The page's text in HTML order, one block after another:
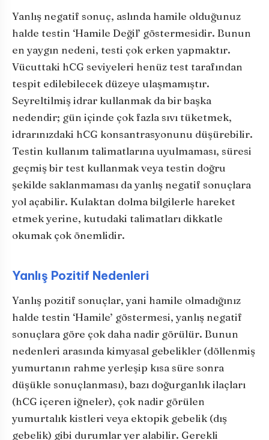
Yanlış negatif sonuç, aslında hamile olduğunuz
halde testin ‘Hamile Değil’ göstermesidir. Bunun
en yaygın nedeni, testi çok erken yapmaktır.
Vücuttaki hCG seviyeleri henüz test tarafından
tespit edilebilecek düzeye ulaşmamıştır.
Seyreltilmiş idrar kullanmak da bir başka
nedendir; gün içinde çok fazla sıvı tüketmek,
idrarınızdaki hCG konsantrasyonunu düşürebilir.
Testin kullanım talimatlarına uyulmaması, süresi
geçmiş bir test kullanmak veya testin doğru
şekilde saklanmaması da yanlış negatif sonuçlara
yol açabilir. Kulaktan dolma bilgilerle hareket
etmek yerine, kutudaki talimatları dikkatle
okumak çok önemlidir.
Yanlış Pozitif Nedenleri
Yanlış pozitif sonuçlar, yani hamile olmadığınız
halde testin ‘Hamile’ göstermesi, yanlış negatif
sonuçlara göre çok daha nadir görülür. Bunun
nedenleri arasında kimyasal gebelikler (döllenmiş
yumurtanın rahme yerleşip kısa süre sonra
düşükle sonuçlanması), bazı doğurganlık ilaçları
(hCG içeren iğneler), çok nadir görülen
yumurtalık kistleri veya ektopik gebelik (dış
gebelik) gibi durumlar yer alabilir. Gerekli